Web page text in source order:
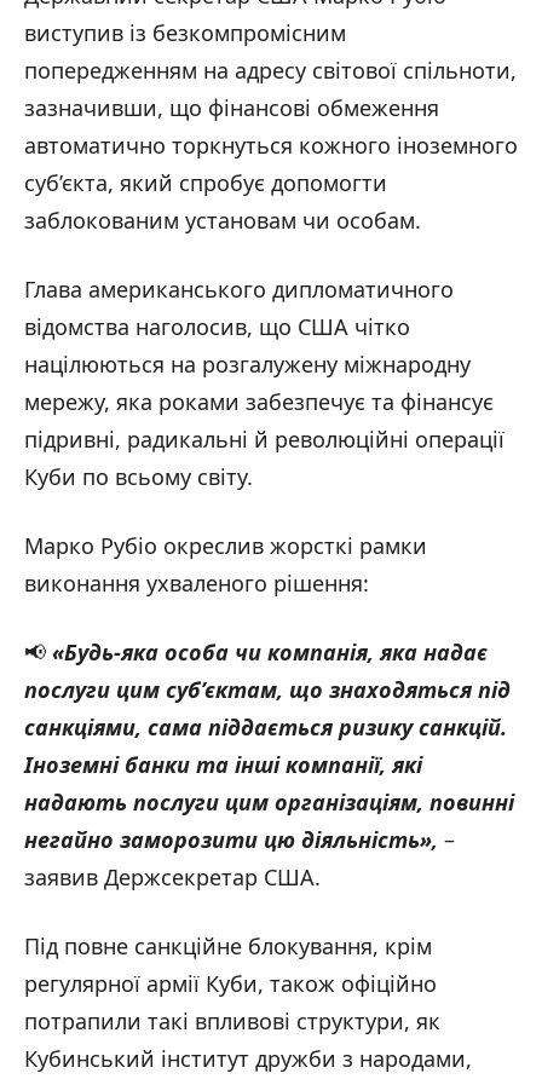
виступив із безкомпромісним
попередженням на адресу світової спільноти,
зазначивши, що фінансові обмеження
автоматично торкнуться кожного іноземного
суб’єкта, який спробує допомогти
заблокованим установам чи особам.
Глава американського дипломатичного
відомства наголосив, що США чітко
націлюються на розгалужену міжнародну
мережу, яка роками забезпечує та фінансує
підривні, радикальні й революційні операції
Куби по всьому світу.
Марко Рубіо окреслив жорсткі рамки
виконання ухваленого рішення:
📢 «Будь-яка особа чи компанія, яка надає
послуги цим суб’єктам, що знаходяться під
санкціями, сама піддається ризику санкцій.
Іноземні банки та інші компанії, які
надають послуги цим організаціям, повинні
негайно заморозити цю діяльність», –
заявив Держсекретар США.
Під повне санкційне блокування, крім
регулярної армії Куби, також офіційно
потрапили такі впливові структури, як
Кубинський інститут дружби з народами,